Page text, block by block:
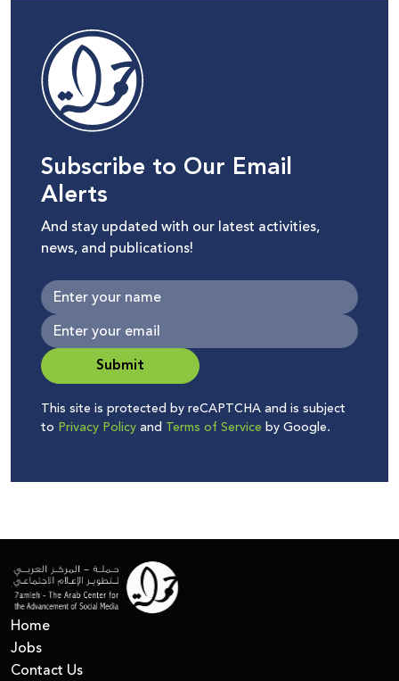
Subscribe to Our Email
Alerts
And stay updated with our latest activities,
news, and publications!
Submit
This site is protected by reCAPTCHA and is subject
to Privacy Policyand Terms of Service by Google.
Home
Jobs
Contact Us